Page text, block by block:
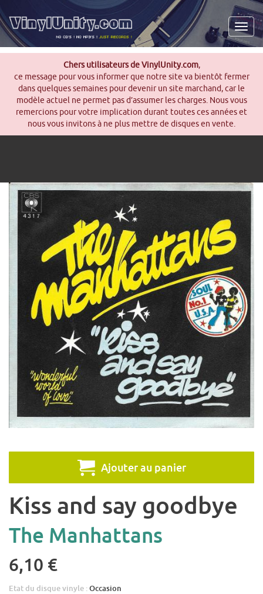
Chers utilisateurs de VinylUnity.com,
ce message pour vous informer que notre site va bientôt fermer
dans quelques semaines pour devenir un site marchand, car le
modèle actuel ne permet pas d’assumer les charges. Nous vous
remercions pour votre implication durant toutes ces années et
nous vous invitons à ne plus mettre de disques en vente.
Ajouter au panier
Kiss and say goodbye
The Manhattans
6,10 €
Etat du disque vinyle :Occasion